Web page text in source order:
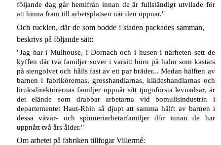
följande dag går hemifrån innan de är fullständigt utvilade för
att hinna fram till arbetsplatsen när den öppnar."
Och rucklen, där de som bodde i staden packades samman,
beskrivs på följande sätt:
"Jag har i Mulhouse, i Dornach och i husen i närheten sett de
kyffen där två familjer sover i varsitt hörn på halm som kastats
på stengolvet och hålls fast av ett par bräder... Medan hälften av
barnen i fabrikörernas, grosshandlarnas, klädeshandlarnas och
bruksdirektörernas familjer uppnår sitt tjugoförsta levnadsår, är
det elände som drabbar arbetarna vid bomullsindustrin i
departementet Haut-Rhin så djupt att samma hälft av barnen i
dessa vävar- och spinneriarbetarfamiljer dör innan de har
uppnått två års ålder."
Om arbetet på fabriken tillfogar Villermé: